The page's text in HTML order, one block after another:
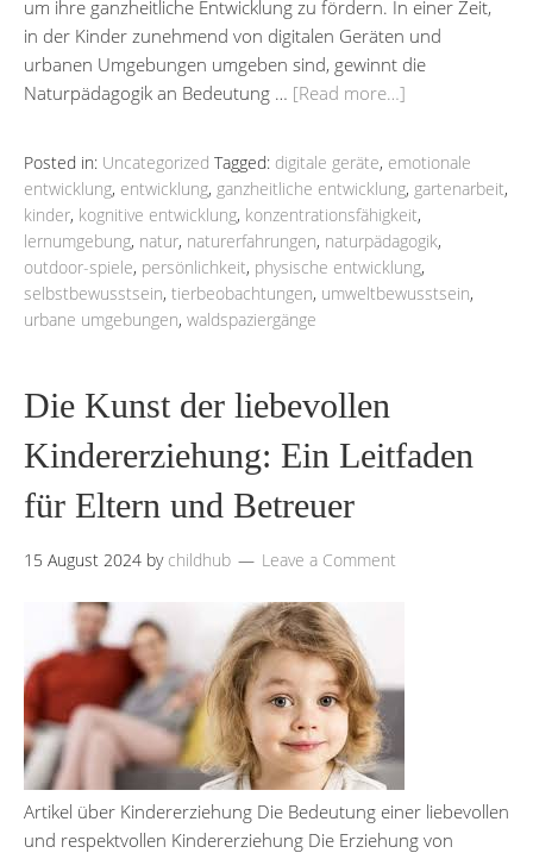
um ihre ganzheitliche Entwicklung zu fördern. In einer Zeit,
in der Kinder zunehmend von digitalen Geräten und
urbanen Umgebungen umgeben sind, gewinnt die
Naturpädagogik an Bedeutung … [Read more…]
Posted in: Uncategorized Tagged: digitale geräte, emotionale
entwicklung, entwicklung, ganzheitliche entwicklung, gartenarbeit,
kinder, kognitive entwicklung, konzentrationsfähigkeit,
lernumgebung, natur, naturerfahrungen, naturpädagogik,
outdoor-spiele, persönlichkeit, physische entwicklung,
selbstbewusstsein, tierbeobachtungen, umweltbewusstsein,
urbane umgebungen, waldspaziergänge
Die Kunst der liebevollen
Kindererziehung: Ein Leitfaden
für Eltern und Betreuer
15 August 2024 by childhub Leave a Comment
Artikel über Kindererziehung Die Bedeutung einer liebevollen
und respektvollen Kindererziehung Die Erziehung von